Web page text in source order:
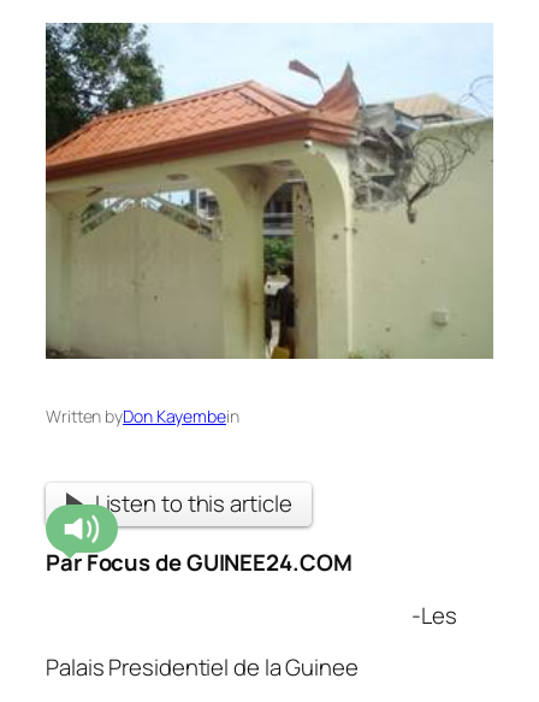
Written byDon Kayembein
Listen to this article
Par Focus de GUINEE24.COM
Palais Presidentiel de la Guinee
-Les